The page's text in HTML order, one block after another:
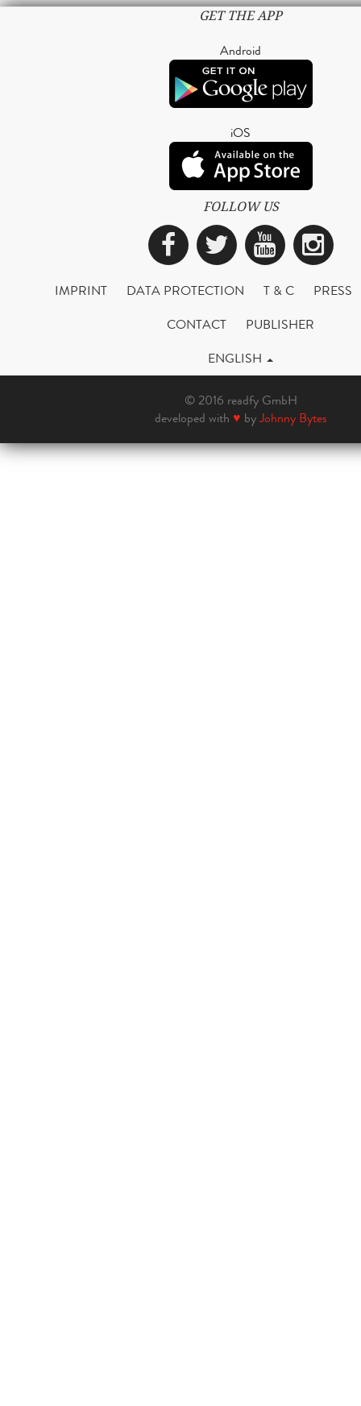
GET THE APP
Android
iOS
FOLLOW US
Facebook
Twitter
IMPRINT DATA PROTECTION T & C
PRESS
CONTACT
PUBLISHER
ENGLISH
© 2016 readfy GmbH
developed with ♥ byJohnny Bytes